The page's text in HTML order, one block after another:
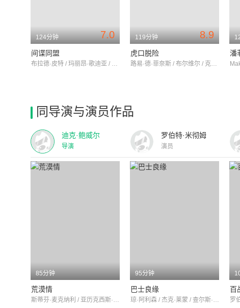
7.0
124分钟
间谍同盟
布拉德·皮特 / 玛丽昂·歌迪亚 / 马修·古迪
8.9
119分钟
虎口脱险
路易·德·菲奈斯 / 布尔维尔 / 克劳迪奥·布鲁克
潘
同导演与演员作品
迪克·鲍威尔
导演
罗伯特·米彻姆
演员
85分钟
荒漠情
斯蒂芬·麦克纳利 / 亚历克西斯·史密斯 / 简·斯特林
95分钟
巴士良缘
琼·阿利森 / 杰克·莱蒙 / 查尔斯·比克福德
百